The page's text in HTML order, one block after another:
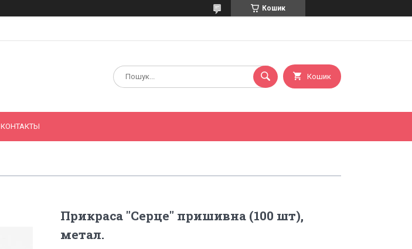
Кошик
Кошик
КОНТАКТЫ
Прикраса "Серце" пришивна (100 шт),
метал.